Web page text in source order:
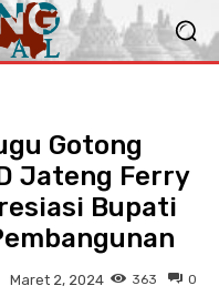
Gotong
Jateng Ferry
Bupati
Maret 2, 2024 0
363